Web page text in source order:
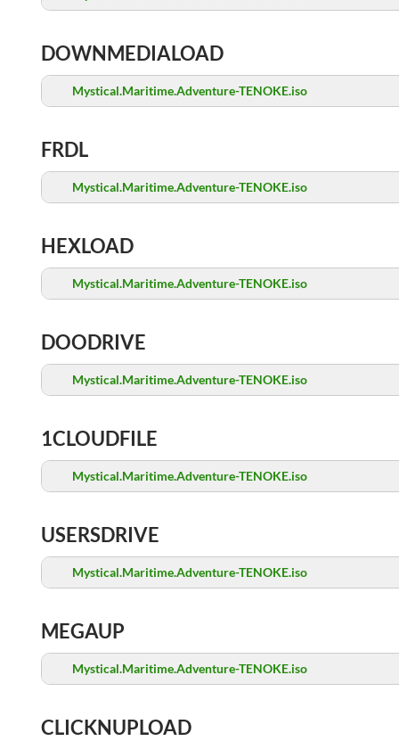
DOWNMEDIALOAD
Mystical.Maritime.Adventure-TENOKE.iso
FRDL
Mystical.Maritime.Adventure-TENOKE.iso
HEXLOAD
Mystical.Maritime.Adventure-TENOKE.iso
DOODRIVE
Mystical.Maritime.Adventure-TENOKE.iso
1CLOUDFILE
Mystical.Maritime.Adventure-TENOKE.iso
USERSDRIVE
Mystical.Maritime.Adventure-TENOKE.iso
MEGAUP
Mystical.Maritime.Adventure-TENOKE.iso
CLICKNUPLOAD